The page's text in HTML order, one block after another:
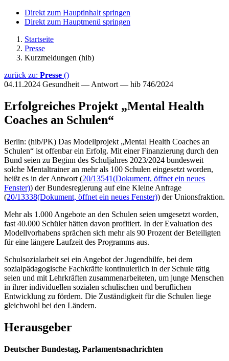
Direkt zum Hauptinhalt springen
Direkt zum Hauptmenü springen
Startseite
Presse
Kurzmeldungen (hib)
zurück zu: Presse ()
04.11.2024 Gesundheit — Antwort — hib 746/2024
Erfolgreiches Projekt „Mental Health
Coaches an Schulen“
Berlin: (hib/PK) Das Modellprojekt „Mental Health Coaches an
Schulen“ ist offenbar ein Erfolg. Mit einer Finanzierung durch den
Bund seien zu Beginn des Schuljahres 2023/2024 bundesweit
solche Mentaltrainer an mehr als 100 Schulen eingesetzt worden,
heißt es in der Antwort (20/13541(Dokument, öffnet ein neues
Fenster)) der Bundesregierung auf eine Kleine Anfrage
(20/13338(Dokument, öffnet ein neues Fenster)) der Unionsfraktion.
Mehr als 1.000 Angebote an den Schulen seien umgesetzt worden,
fast 40.000 Schüler hätten davon profitiert. In der Evaluation des
Modellvorhabens sprächen sich mehr als 90 Prozent der Beteiligten
für eine längere Laufzeit des Programms aus.
Schulsozialarbeit sei ein Angebot der Jugendhilfe, bei dem
sozialpädagogische Fachkräfte kontinuierlich in der Schule tätig
seien und mit Lehrkräften zusammenarbeiteten, um junge Menschen
in ihrer individuellen sozialen schulischen und beruflichen
Entwicklung zu fördern. Die Zuständigkeit für die Schulen liege
gleichwohl bei den Ländern.
Herausgeber
Deutscher Bundestag, Parlamentsnachrichten